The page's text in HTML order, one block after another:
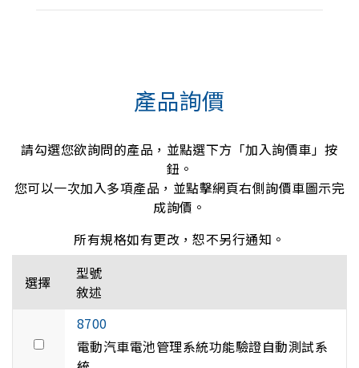
產品詢價
請勾選您欲詢問的產品，並點選下方「加入詢價車」按
鈕。
您可以一次加入多項產品，並點擊網頁右側詢價車圖示完
成詢價。
所有規格如有更改，恕不另行通知。
選擇
型號
敘述
8700
電動汽車電池管理系統功能驗證自動測試系